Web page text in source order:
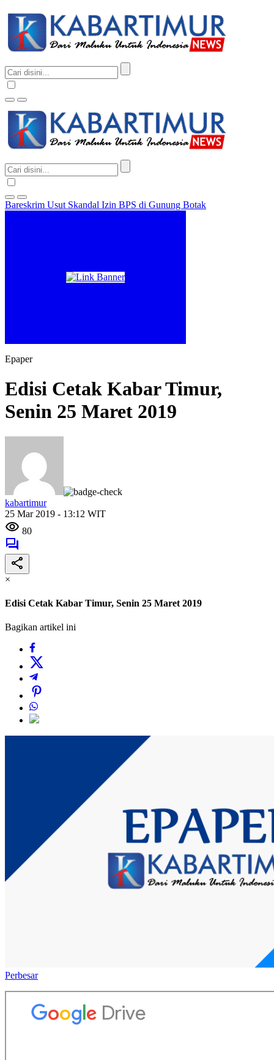
Bareskrim Usut Skandal Izin BPS di Gunung Botak
Epaper
Edisi Cetak Kabar Timur,
Senin 25 Maret 2019
kabartimur
25 Mar 2019 - 13:12 WIT
80
×
Edisi Cetak Kabar Timur, Senin 25 Maret 2019
Bagikan artikel ini
Perbesar